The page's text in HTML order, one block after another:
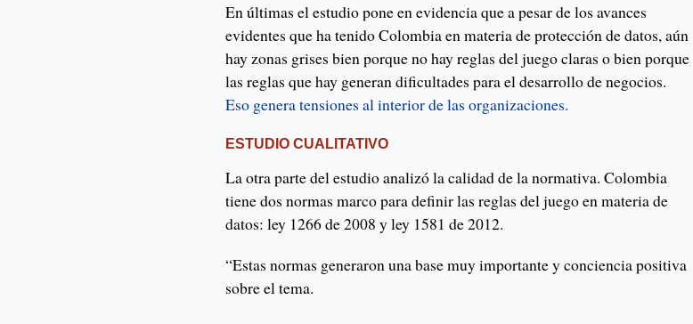
En últimas el estudio pone en evidencia que a pesar de los avances
evidentes que ha tenido Colombia en materia de protección de datos, aún
hay zonas grises bien porque no hay reglas del juego claras o bien porque
las reglas que hay generan dificultades para el desarrollo de negocios.
Eso genera tensiones al interior de las organizaciones.
ESTUDIO CUALITATIVO
La otra parte del estudio analizó la calidad de la normativa. Colombia
tiene dos normas marco para definir las reglas del juego en materia de
datos: ley 1266 de 2008 y ley 1581 de 2012.
“Estas normas generaron una base muy importante y conciencia positiva
sobre el tema.